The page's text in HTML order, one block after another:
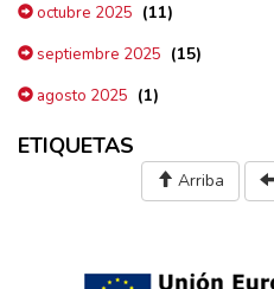
octubre 2025 (11)
septiembre 2025 (15)
agosto 2025 (1)
ETIQUETAS
Arriba